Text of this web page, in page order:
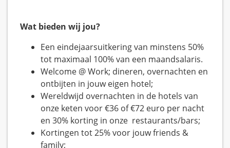
Wat bieden wij jou?
Een eindejaarsuitkering van minstens 50%
tot maximaal 100% van een maandsalaris.
Welcome @ Work; dineren, overnachten en
ontbijten in jouw eigen hotel;
Wereldwijd overnachten in de hotels van
onze keten voor €36 of €72 euro per nacht
en 30% korting in onze restaurants/bars;
Kortingen tot 25% voor jouw friends &
family;